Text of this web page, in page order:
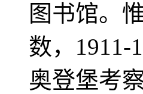
图书馆。
数，1911-
奥登堡考